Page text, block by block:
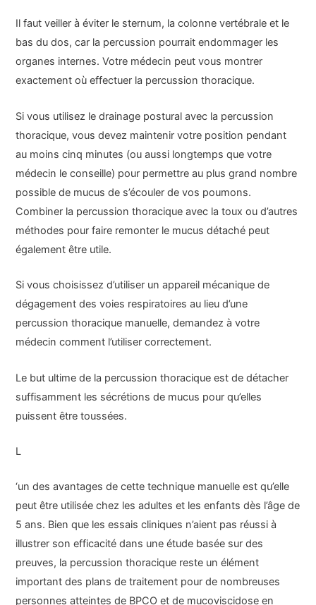
Il faut veiller à éviter le sternum, la colonne vertébrale et le
bas du dos, car la percussion pourrait endommager les
organes internes. Votre médecin peut vous montrer
exactement où effectuer la percussion thoracique.
Si vous utilisez le drainage postural avec la percussion
thoracique, vous devez maintenir votre position pendant
au moins cinq minutes (ou aussi longtemps que votre
médecin le conseille) pour permettre au plus grand nombre
possible de mucus de s’écouler de vos poumons.
Combiner la percussion thoracique avec la toux ou d’autres
méthodes pour faire remonter le mucus détaché peut
également être utile.
Si vous choisissez d’utiliser un appareil mécanique de
dégagement des voies respiratoires au lieu d’une
percussion thoracique manuelle, demandez à votre
médecin comment l’utiliser correctement.
Le but ultime de la percussion thoracique est de détacher
suffisamment les sécrétions de mucus pour qu’elles
puissent être toussées.
L
‘un des avantages de cette technique manuelle est qu’elle
peut être utilisée chez les adultes et les enfants dès l’âge de
5 ans. Bien que les essais cliniques n’aient pas réussi à
illustrer son efficacité dans une étude basée sur des
preuves, la percussion thoracique reste un élément
important des plans de traitement pour de nombreuses
personnes atteintes de BPCO et de mucoviscidose en